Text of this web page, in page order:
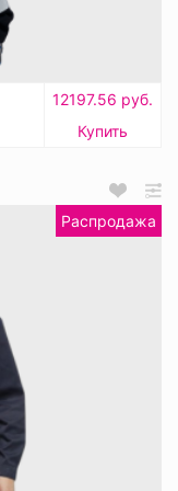
12197.56 руб.
Купить
Распродажа